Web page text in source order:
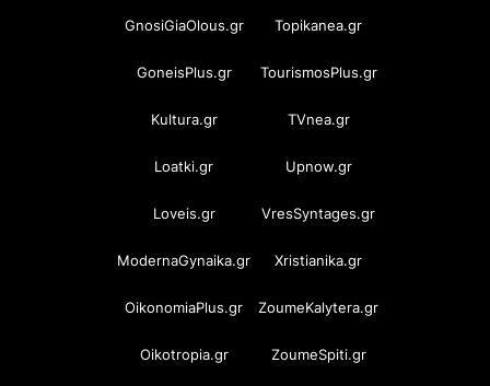
GnosiGiaOlous.gr Topikanea.gr
GoneisPlus.gr TourismosPlus.gr
Kultura.gr TVnea.gr
Loatki.gr Upnow.gr
Loveis.gr VresSyntages.gr
ModernaGynaika.gr Xristianika.gr
OikonomiaPlus.gr ZoumeKalytera.gr
Oikotropia.gr ZoumeSpiti.gr